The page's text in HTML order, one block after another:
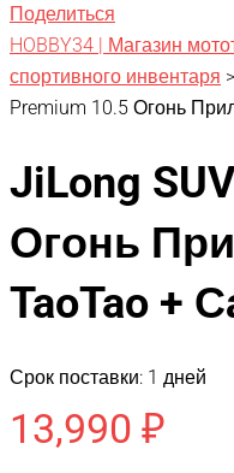
Поделиться
HOBBY34 | Магазин
спортивного инвентаря >
Premium 10.5 Огонь
JiLong
Огонь
TaoTao +
Срок поставки: 1 дней
13,990 ₽